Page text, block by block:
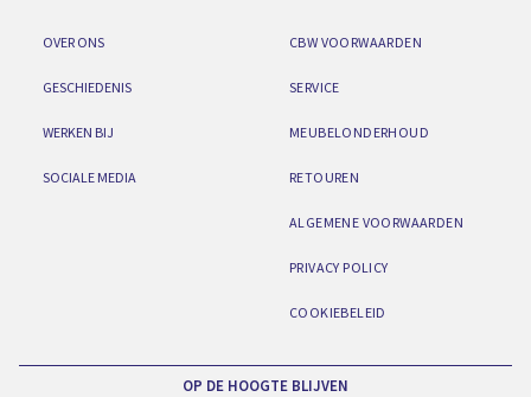
OVER ONS
GESCHIEDENIS
WERKEN BIJ
SOCIALE MEDIA
CBW VOORWAARDEN
SERVICE
MEUBELONDERHOUD
RETOUREN
ALGEMENE VOORWAARDEN
PRIVACY POLICY
COOKIEBELEID
OP DE HOOGTE BLIJVEN